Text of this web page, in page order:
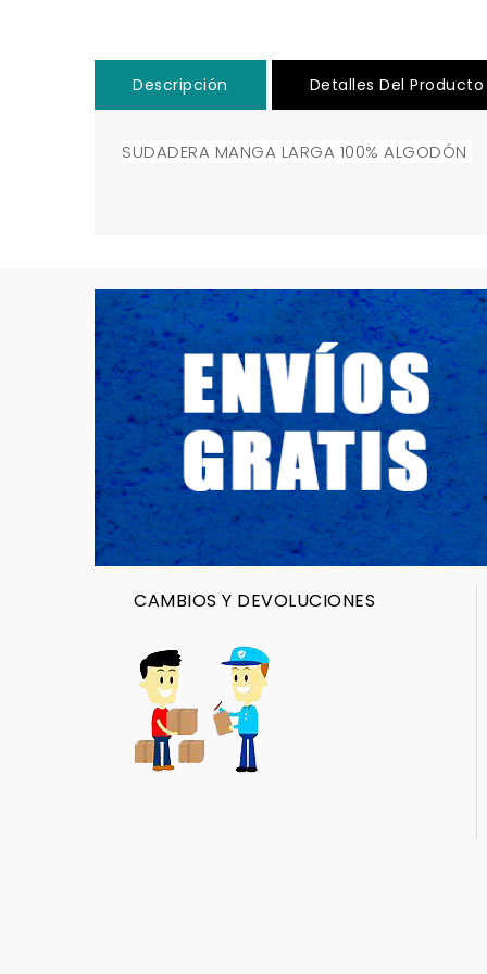
Descripción Detalles Del Producto
SUDADERA MANGA LARGA 100% ALGODÓN
CAMBIOS Y DEVOLUCIONES